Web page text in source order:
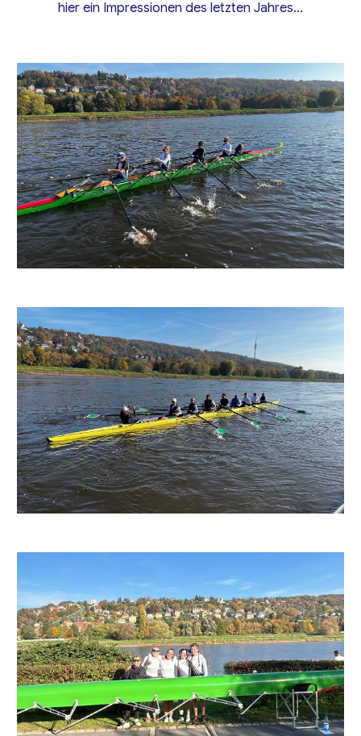
hier ein Impressionen des letzten Jahres...